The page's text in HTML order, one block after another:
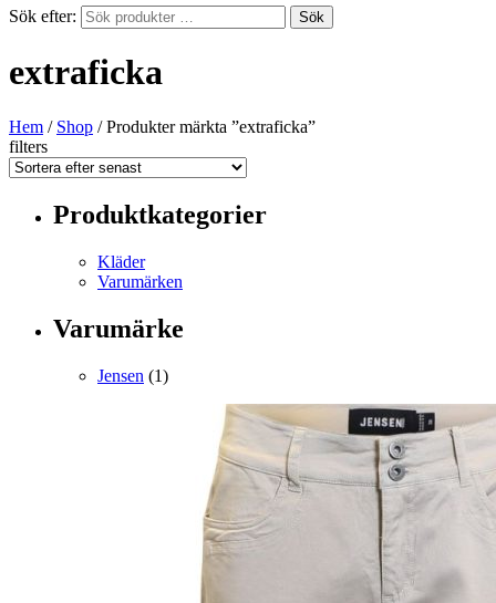
Sök efter: Sök
extraficka
Hem / Shop / Produkter märkta ”extraficka”
filters
Produktkategorier
Kläder
Varumärken
Varumärke
Jensen (1)